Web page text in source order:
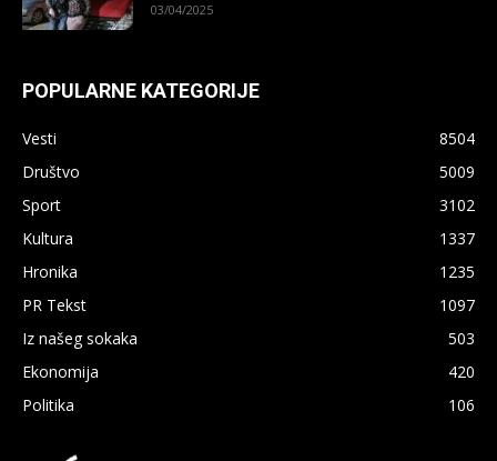
03/04/2025
POPULARNE KATEGORIJE
Vesti
8504
Društvo
5009
Sport
3102
Kultura
1337
Hronika
1235
PR Tekst
1097
Iz našeg sokaka
503
Ekonomija
420
Politika
106